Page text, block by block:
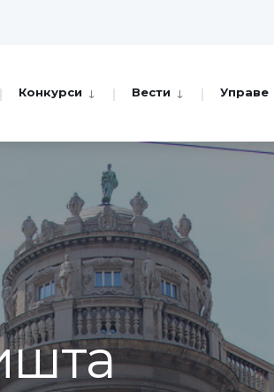
Конкурси Вести Управе